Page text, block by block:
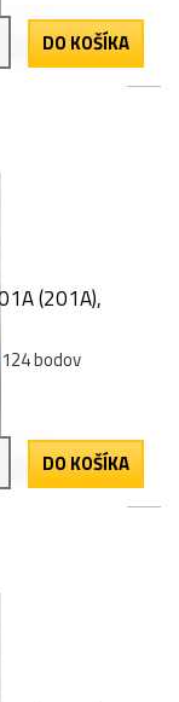
DO KOŠÍKA
(201A),
124 bodov
DO KOŠÍKA